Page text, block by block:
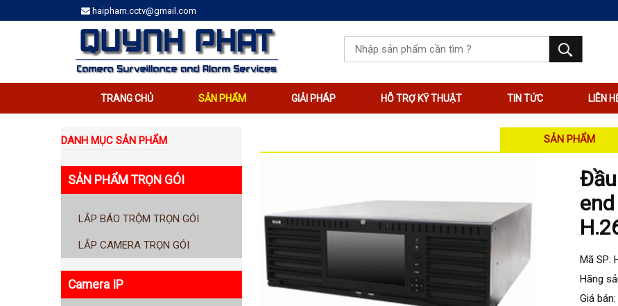
haipham.cctv@gmail.com
TRANG CHỦ SẢN PHẨM GIẢI PHÁP HỖ TRỢ KỸ THUẬT TIN TỨC LIÊN
DANH MỤC SẢN PHẨM
SẢN PHẨM TRỌN GÓI
LẮP BÁO TRỘM TRỌN GÓI
LẮP CAMERA TRỌN GÓI
Camera IP
SẢN PHẨM
Mã SP:
Hãng
Giá bán: